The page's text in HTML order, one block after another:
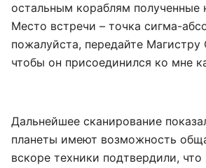
остальным кораблям полученные
Место встречи – точка сигма-
пожалуйста, передайте Магистру
чтобы он присоединился ко мне
Дальнейшее сканирование
планеты имеют возможность
вскоре техники подтвердили,